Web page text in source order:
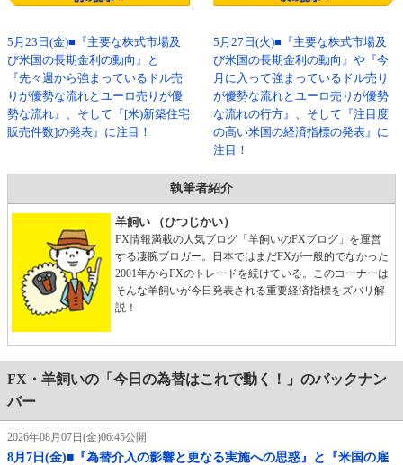
5月23日(金)■『主要な株式市場及
び米国の長期金利の動向』と
『先々週から強まっているドル売
りが優勢な流れとユーロ売りが優
勢な流れ』、そして『[米)新築住宅
販売件数]の発表』に注目！
5月27日(火)■『主要な株式市場及
び米国の長期金利の動向』や『今
月に入って強まっているドル売り
が優勢な流れとユーロ売りが優勢
な流れの行方』、そして『注目度
の高い米国の経済指標の発表』に
注目！
執筆者紹介
羊飼い （ひつじかい）
FX情報満載の人気ブログ「羊飼いのFXブログ」を運営
する凄腕ブロガー。日本ではまだFXが一般的でなかった
2001年からFXのトレードを続けている。このコーナーは
そんな羊飼いが今日発表される重要経済指標をズバリ解
説！
FX・羊飼いの「今日の為替はこれで動く！」のバックナン
バー
2026年08月07日(金)06:45公開
8月7日(金)■『為替介入の影響と更なる実施への思惑』と『米国の雇